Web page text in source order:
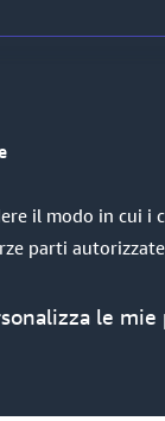
il modo in cui
parti
le